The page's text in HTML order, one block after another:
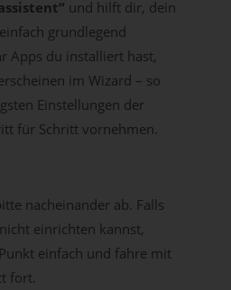
und hilft dir, dein
grundlegend
Apps du installiert hast,
im Wizard – so
Einstellungen der
für Schritt vornehmen.
nacheinander ab. Falls
einrichten kannst,
einfach und fahre mit
fort.